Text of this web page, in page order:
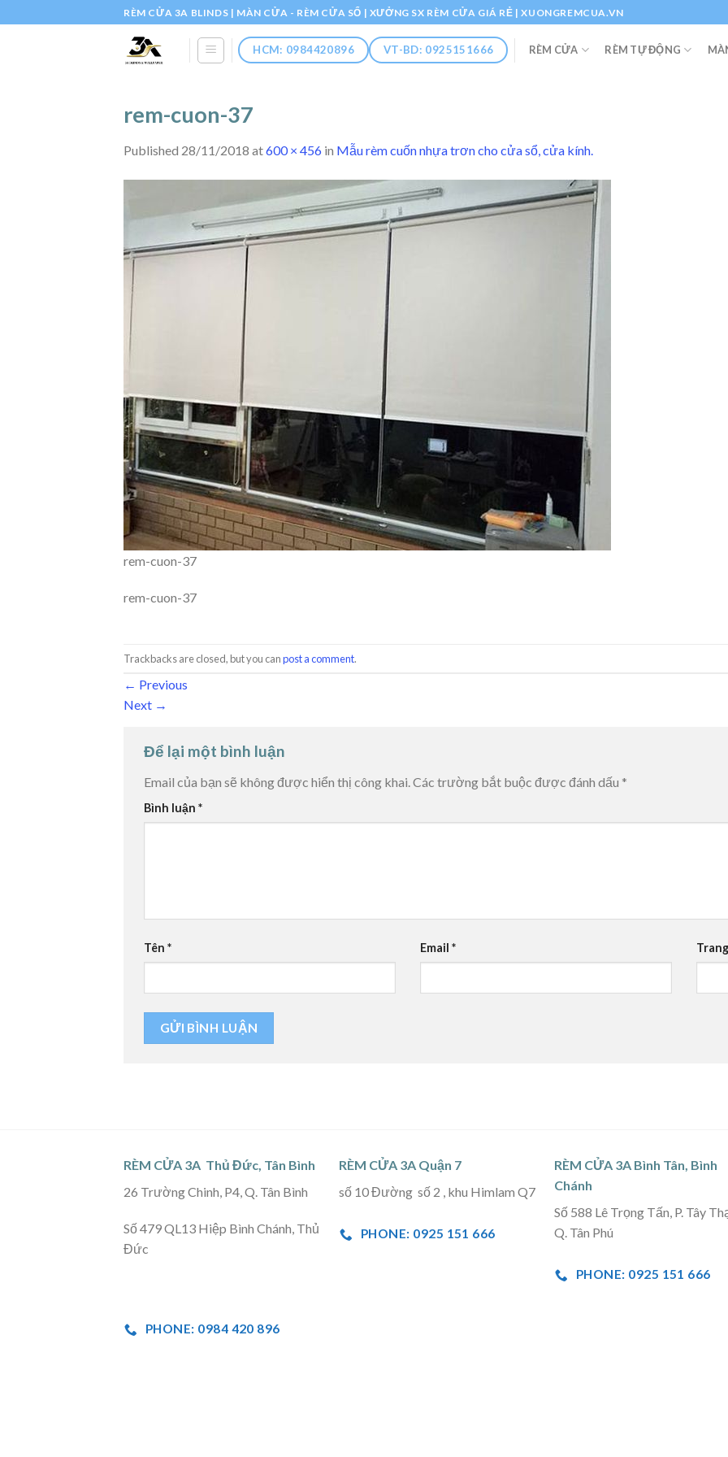
to
RÈM CỬA 3A BLINDS | MÀN CỬA - RÈM CỬA SỔ | XƯỞNG SX RÈM CỬA GIÁ RẺ | XUONGREMCUA.VN
HCM: 0984420896 VT-BD: 0925151666 RÈM CỬA RÈM TỰ ĐỘNG
rem-cuon-37
Published 28/11/2018 at600 × 456 in Mẫu rèm cuốn nhựa trơn cho cửa sổ, cửa kính.
rem-cuon-37
rem-cuon-37
Trackbacks are closed, but you canpost a comment.
← Previous
Next →
Để lại một bình luận
Email của bạn sẽ không được hiển thị công khai.Các trường bắt buộc được đánh dấu *
Bình luận *
Tên * Email *
RÈM CỬA 3A Thủ Đức, Tân Bình
26 Trường Chinh, P4, Q. Tân Bình
Số 479 QL13 Hiệp Bình Chánh, Thủ
Đức
PHONE: 0984 420 896
RÈM CỬA 3A Quận 7
số 10 Đường số 2 , khu Himlam Q7
PHONE: 0925 151 666
RÈM CỬA 3A Bình Tân, Bình
Chánh
Số 588 Lê Trọng Tấn, P. Tây
Q. Tân Phú
PHONE: 0925 151 666